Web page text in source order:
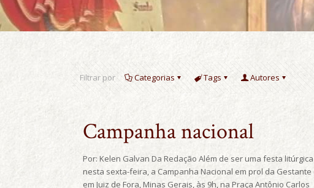
Filtrar por Categorias Tags Autores
Campanha nacional
Por: Kelen Galvan Da Redação Além de ser uma festa
nesta sexta-feira, a Campanha Nacional em prol da
em Juiz de Fora, Minas Gerais, às 9h, na Praça Antônio Carlos